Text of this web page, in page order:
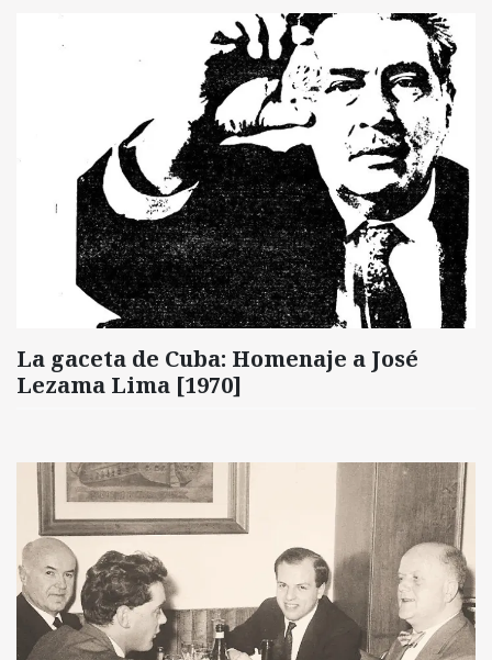
La gaceta de Cuba: Homenaje a José
Lezama Lima [1970]